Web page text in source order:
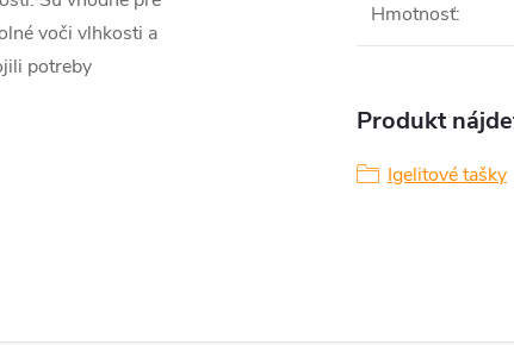
voči vlhkosti a
potreby
Hmotnosť:
Produkt
Igelitové tašky